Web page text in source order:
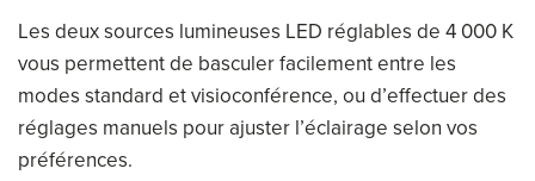
Les deux sources lumineuses LED réglables de 4 000 K
vous permettent de basculer facilement entre les
modes standard et visioconférence, ou d’effectuer des
réglages manuels pour ajuster l’éclairage selon vos
préférences.